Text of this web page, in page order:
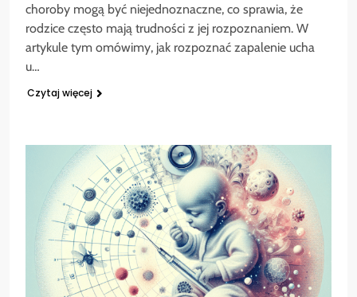
choroby mogą być niejednoznaczne, co sprawia, że
rodzice często mają trudności z jej rozpoznaniem. W
artykule tym omówimy, jak rozpoznać zapalenie ucha
u…
Czytaj więcej